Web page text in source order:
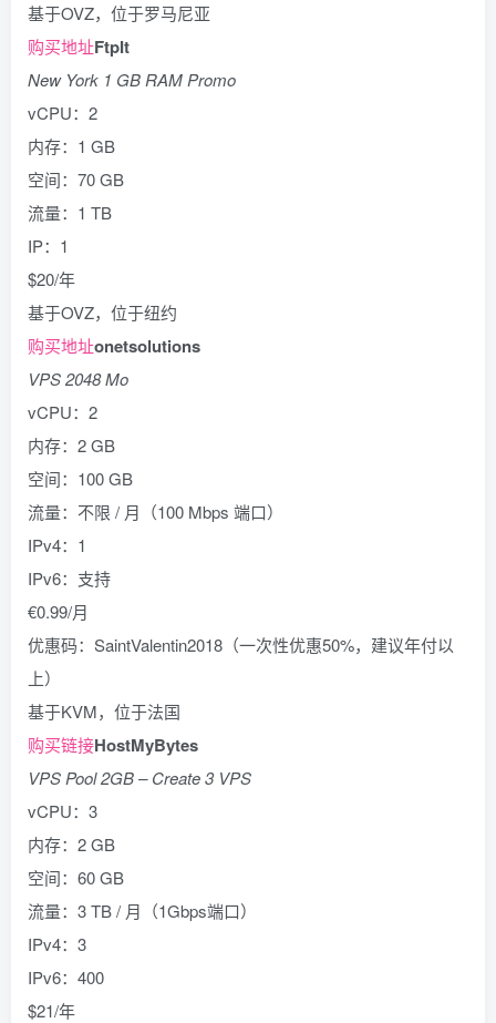
基于OVZ，位于罗马尼亚
购买地址FtpIt
New York 1 GB RAM Promo
vCPU：2
内存：1 GB
空间：70 GB
流量：1 TB
IP：1
$20/年
基于OVZ，位于纽约
购买地址onetsolutions
VPS 2048 Mo
vCPU：2
内存：2 GB
空间：100 GB
流量：不限 / 月（100 Mbps 端口）
IPv4：1
IPv6：支持
€0.99/月
优惠码：SaintValentin2018（一次性优惠50%，建议年付以
上）
基于KVM，位于法国
购买链接HostMyBytes
VPS Pool 2GB – Create 3 VPS
vCPU：3
内存：2 GB
空间：60 GB
流量：3 TB / 月（1Gbps端口）
IPv4：3
IPv6：400
$21/年